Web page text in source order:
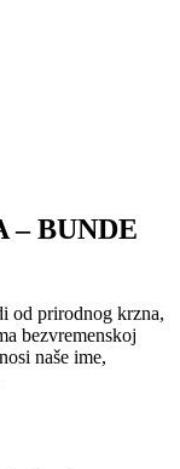
– BUNDE
od prirodnog krzna,
bezvremenskoj
naše ime,